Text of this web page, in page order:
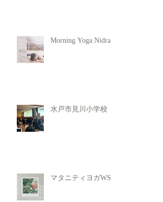
Morning Yoga Nidra
水戸市見川小学校
マタニティヨガWS